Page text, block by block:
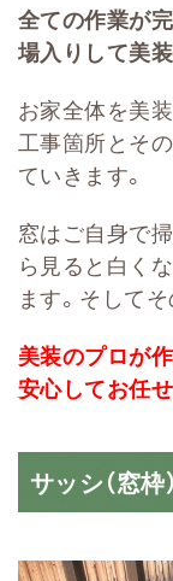
全ての作業が
場入りして美
お家全体を美
工事箇所とそ
ていきます。
窓はご自身で
ら見ると白く
ます。そしてそ
美装のプロが
安心してお任
サッシ（窓